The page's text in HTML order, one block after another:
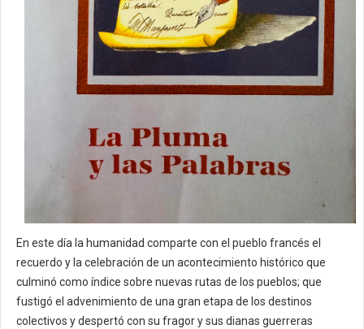
En este día la humanidad comparte con el pueblo francés el
recuerdo y la celebración de un acontecimiento histórico que
culminó como índice sobre nuevas rutas de los pueblos; que
fustigó el advenimiento de una gran etapa de los destinos
colectivos y despertó con su fragor y sus dianas guerreras